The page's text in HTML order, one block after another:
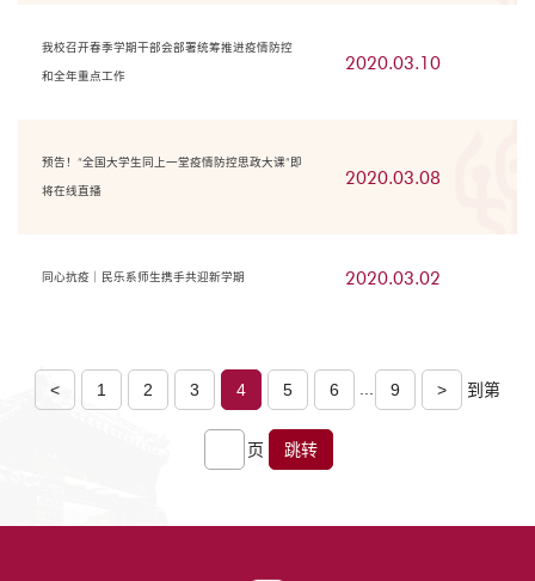
我校召开春季学期干部会部署统筹推进疫情防控
和全年重点工作
2020.03.10
预告！“全国大学生同上一堂疫情防控思政大课”即
将在线直播
2020.03.08
同心抗疫｜民乐系师生携手共迎新学期 2020.03.02
< 1 2 3 4 5 6 9 > 到第
页 跳转